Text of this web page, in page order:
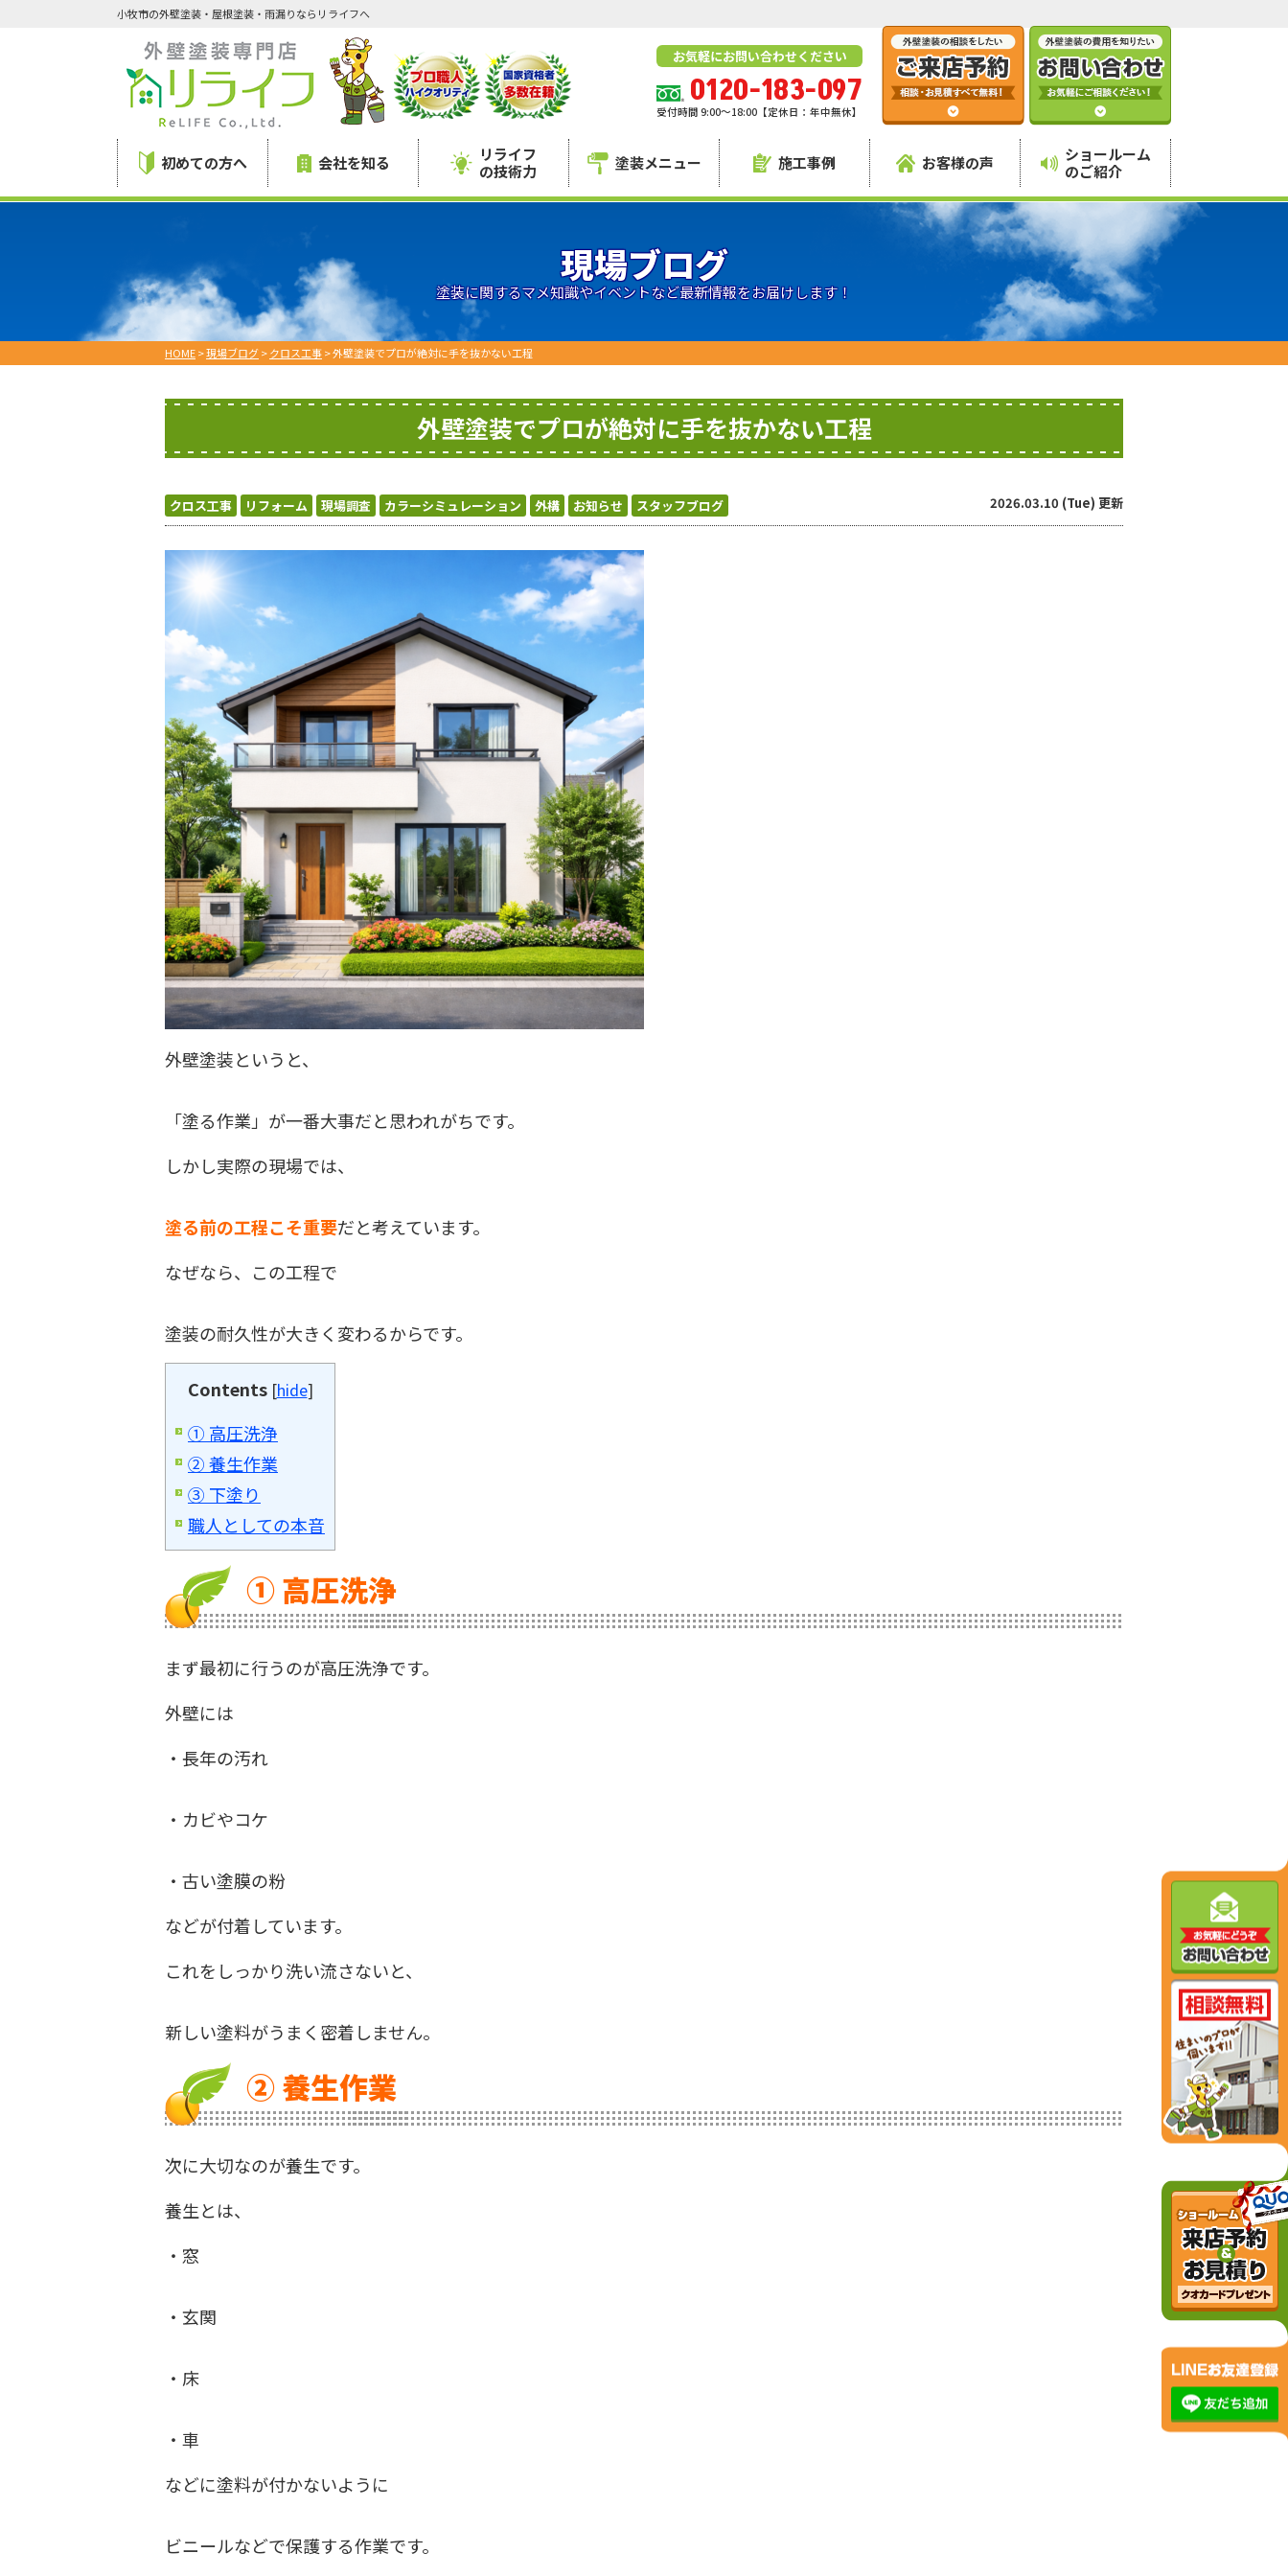
小牧市の外壁塗装・屋根塗装・雨漏りならリライフへ
お気軽にお問い合わせください
0120-183-097
受付時間 9:00～18:00【定休日：年中無休】
初めての方へ 会社を知る
リライフ
の技術力
塗装メニュー 施工事例 お客様の声
ショールーム
のご紹介
現場ブログ
塗装に関するマメ知識やイベントなど最新情報をお届けします！
HOME>現場ブログ>クロス工事>外壁塗装でプロが絶対に手を抜かない工程
外壁塗装でプロが絶対に手を抜かない工程
クロス工事 リフォーム 現場調査 カラーシミュレーション 外構 お知らせ スタッフブログ 2026.03.10 (Tue) 更新
外壁塗装というと、
「塗る作業」が一番大事だと思われがちです。
しかし実際の現場では、
塗る前の工程こそ重要だと考えています。
なぜなら、この工程で
塗装の耐久性が大きく変わるからです。
Contents [hide]
① 高圧洗浄
② 養生作業
③ 下塗り
職人としての本音
① 高圧洗浄
まず最初に行うのが高圧洗浄です。
外壁には
・長年の汚れ
・カビやコケ
・古い塗膜の粉
などが付着しています。
これをしっかり洗い流さないと、
新しい塗料がうまく密着しません。
② 養生作業
次に大切なのが養生です。
養生とは、
・窓
・玄関
・床
・車
などに塗料が付かないように
ビニールなどで保護する作業です。